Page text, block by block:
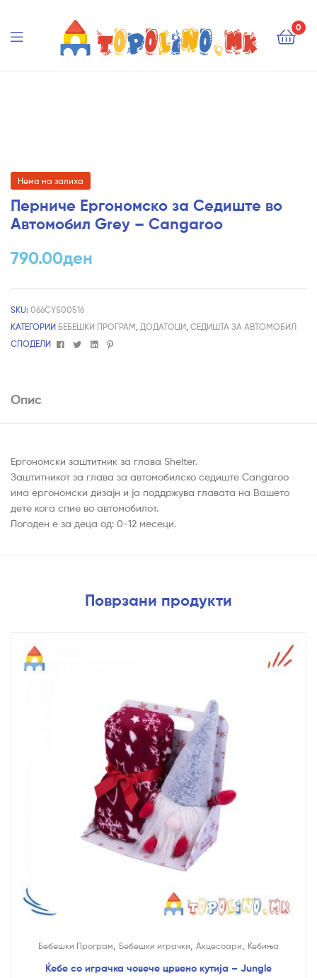
0
Нема на залиха
Перниче Ергономско за Седиште во
Автомобил Grey – Cangaroo
790.00ден
SKU: 066CYS00516
КАТЕГОРИИ БЕБЕШКИ ПРОГРАМ ДОДАТОЦИ СЕДИШТА ЗА АВТОМОБИЛ
СПОДЕЛИ
FacebookTwitterLinkedin
Pinterest
Опис
Ергономски заштитник за глава Shelter.
Заштитникот за глава за автомобилско седиште Cangaroo
има ергономски дизајн и ја поддржува главата на Вашето
дете кога спие во автомобилот.
Погоден е за деца од: 0-12 месеци.
Поврзани продукти
Бебешки Програм Бебешки играчки Акцесоари Ќебиња
Ќебе со играчка човече црвено кутија – Jungle